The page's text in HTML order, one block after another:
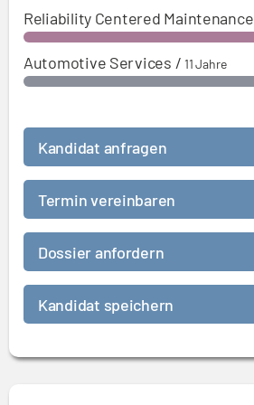
Reliability Centered Maintenance
Automotive Services /11 Jahre
Kandidat anfragen
Termin vereinbaren
Dossier anfordern
Kandidat speichern